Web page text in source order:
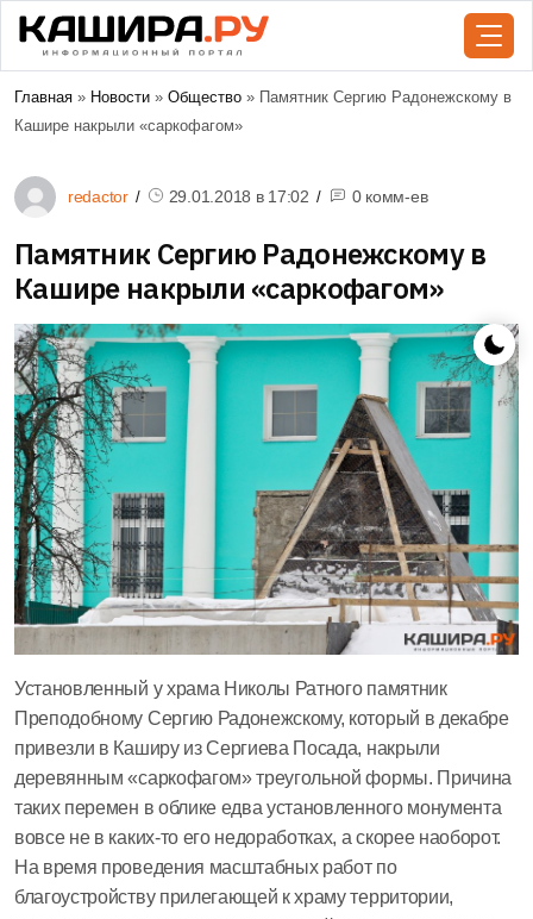
Главная » Новости » Общество » Памятник Сергию Радонежскому в
Кашире накрыли «саркофагом»
redactor 29.01.2018 в 17:02 0 комм-ев
Памятник Сергию Радонежскому в
Кашире накрыли «саркофагом»
Установленный у храма Николы Ратного памятник
Преподобному Сергию Радонежскому, который в декабре
привезли в Каширу из Сергиева Посада, накрыли
деревянным «саркофагом» треугольной формы. Причина
таких перемен в облике едва установленного монумента
вовсе не в каких-то его недоработках, а скорее наоборот.
На время проведения масштабных работ по
благоустройству прилегающей к храму территории,